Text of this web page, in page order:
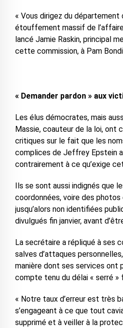
« Vous dirigez du département
étouffement massif de
lancé Jamie Raskin, principal
cette commission, à Pam
« Demander pardon » aux
Les élus démocrates, mais
Massie, coauteur de la loi, ont
critiques sur le fait que les
complices de Jeffrey Epstein
contrairement à ce qu’exige
Ils se sont aussi indignés que
coordonnées, voire des photos
jusqu’alors non identifiées
divulgués fin janvier, avant
La secrétaire a répliqué à ses
salves d’attaques
manière dont ses services ont
compte tenu du délai « serré »
« Notre taux d’erreur est très
s’engageant à ce que tout
supprimé et à veiller à la